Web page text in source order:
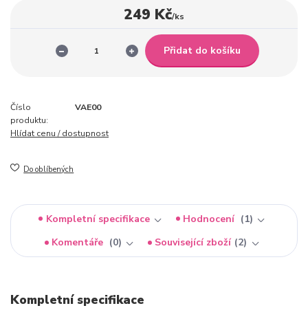
249 Kč/ks
Přidat do košíku
Číslo
produktu:
VAE00
Hlídat cenu / dostupnost
Do oblíbených
Kompletní specifikace Hodnocení
1
Komentáře
0 Související zboží 2
Kompletní specifikace